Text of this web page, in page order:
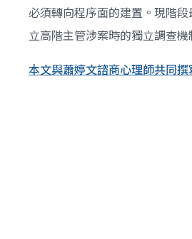
必須轉向程序面的建置。現階
立高階主管涉案時的獨立調查
本文與蕭婷文諮商心理師共同撰